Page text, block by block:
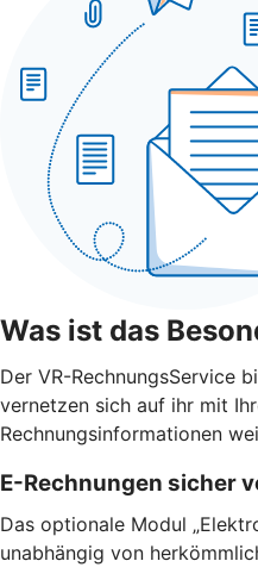
Was ist das
Der VR-RechnungsService
vernetzen sich auf ihr mit
Rechnungsinformationen
E-Rechnungen sicher
Das optionale Modul
unabhängig von